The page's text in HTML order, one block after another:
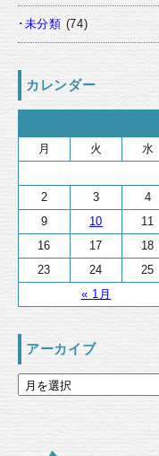
未分類 (74)
カレンダー
月
火 水
« 1月
2
3 4
9
10 11
16
17 18
23
24 25
アーカイブ